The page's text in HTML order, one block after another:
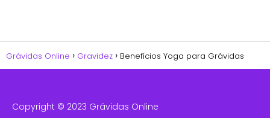
Grávidas Online Gravidez Benefícios Yoga para Grávidas
Copyright © 2023 Grávidas Online